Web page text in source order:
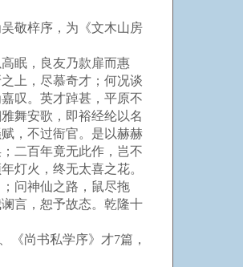
敬梓序，为《文木山房
眠，良友乃款扉而惠
上，尽慕奇才；何况谈
叹。英才踔甚，平原不
舞安歌，即裕经纶以名
，不过衙官。是以赫赫
二百年竟无此作，岂不
灯火，终无太喜之花。
问神仙之路，鼠尽拖
言，恕予故态。乾隆十
尚书私学序》才7篇，